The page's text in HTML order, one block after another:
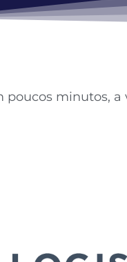
poucos minutos,
o principal